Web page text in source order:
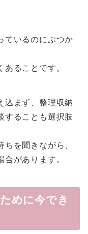
ているのにぶつか
ることです。
込まず、整理収納
することも選択肢
を聞きながら、
があります。
めに今でき